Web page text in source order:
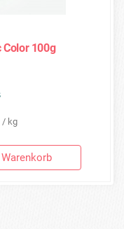
Color 100g
/ kg